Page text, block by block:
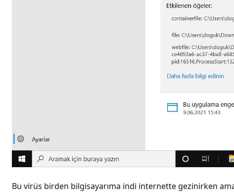
Bu virüs birden bilgisayarıma indi internette gezinirken